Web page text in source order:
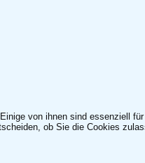
von ihnen sind essenziell
ob Sie die Cookies